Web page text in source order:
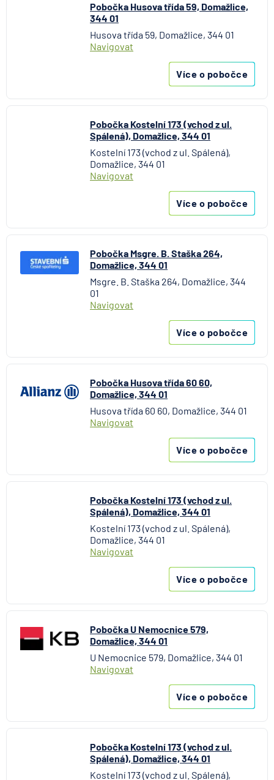
Pobočka Husova třída 59, Domažlice,
344 01
Husova třída 59, Domažlice, 344 01
Navigovat
Více o pobočce
Pobočka Kostelní 173 (vchod z ul.
Spálená), Domažlice, 344 01
Kostelní 173 (vchod z ul. Spálená),
Domažlice, 344 01
Navigovat
Více o pobočce
Pobočka Msgre. B. Staška 264,
Domažlice, 344 01
Msgre. B. Staška 264, Domažlice, 344
01
Navigovat
Více o pobočce
Pobočka Husova třída 60 60,
Domažlice, 344 01
Husova třída 60 60, Domažlice, 344 01
Navigovat
Více o pobočce
Pobočka Kostelní 173 (vchod z ul.
Spálená), Domažlice, 344 01
Kostelní 173 (vchod z ul. Spálená),
Domažlice, 344 01
Navigovat
Více o pobočce
Pobočka U Nemocnice 579,
Domažlice, 344 01
U Nemocnice 579, Domažlice, 344 01
Navigovat
Více o pobočce
Pobočka Kostelní 173 (vchod z ul.
Spálená), Domažlice, 344 01
Kostelní 173 (vchod z ul. Spálená),